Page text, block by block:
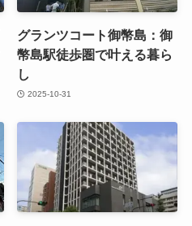
グランツコート御幣島：御
幣島駅徒歩圏で叶える暮ら
し
2025-10-31